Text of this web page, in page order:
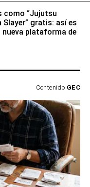
como “Jujutsu
Slayer” gratis: así es
nueva plataforma de
Contenido GEC